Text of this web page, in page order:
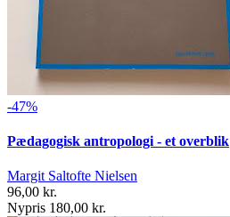
-47%
Pædagogisk antropologi - et overblik
Margit Saltofte Nielsen
96,00 kr.
Nypris 180,00 kr.